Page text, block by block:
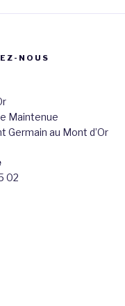
NOUS
Maintenue
Germain au Mont d’Or
02